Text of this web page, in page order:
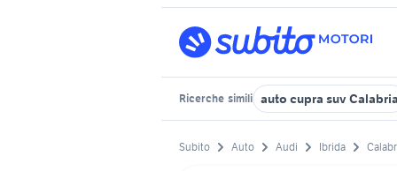
Ricerche simili auto cupra suv
Subito Auto Audi Ibrida